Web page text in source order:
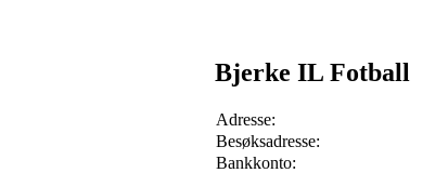
Bjerke IL Fotball
Adresse:
Besøksadresse:
Bankkonto: